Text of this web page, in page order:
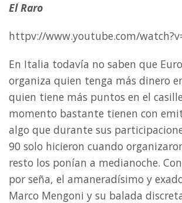
El Raro
httpv://www.youtube.com/
En Italia todavía no saben que
organiza quien tenga más dinero
quien tiene más puntos en el
momento bastante tienen con
algo que durante sus
90 solo hicieron cuando
resto los ponían a medianoche.
por seña, el amaneradísimo y
Marco Mengoni y su balada